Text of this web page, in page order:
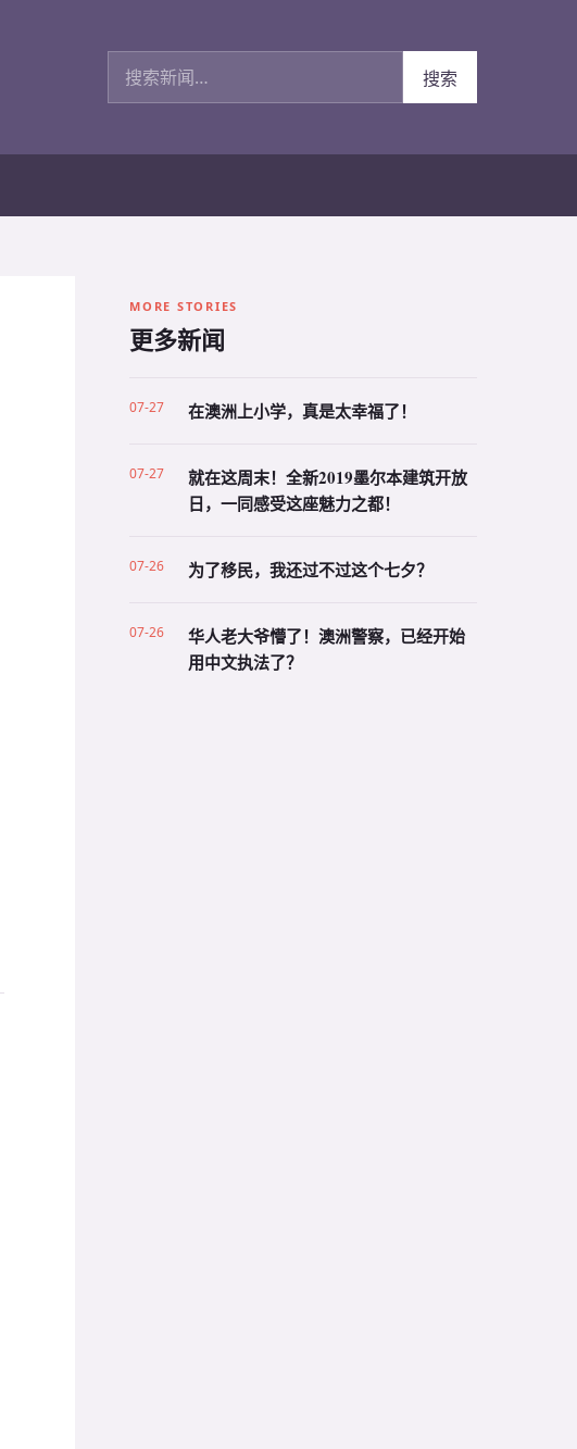
搜索新闻
搜索
MORE STORIES
更多新闻
07-27 在澳洲上小学，真是太幸福了！
07-27
就在这周末！全新2019墨尔本建筑开放
日，一同感受这座魅力之都！
07-26 为了移民，我还过不过这个七夕？
07-26
华人老大爷懵了！澳洲警察，已经开始
用中文执法了？